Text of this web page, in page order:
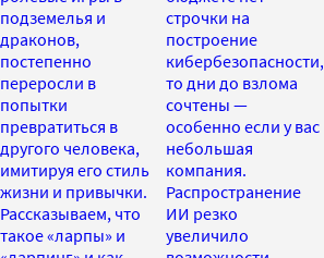
подземелья и
драконов,
постепенно
переросли в
попытки
превратиться в
другого человека,
имитируя его стиль
жизни и привычки.
Рассказываем, что
такое «ларпы» и
строчки на
построение
кибербезопасности,
то дни до взлома
сочтены —
особенно если у вас
небольшая
компания.
Распространение
ИИ резко
увеличило